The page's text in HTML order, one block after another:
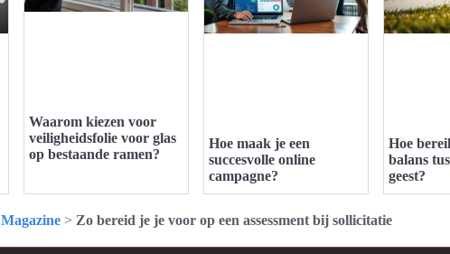
Waarom kiezen voor
veiligheidsfolie voor glas
op bestaande ramen?
Hoe maak je een
succesvolle online
campagne?
Hoe
balans
geest?
Magazine> Zo bereid je je voor op een assessment bij sollicitatie